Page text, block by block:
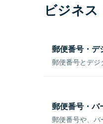
ビジネ
郵便番号・デ
郵便番号とデジ
郵便番号・バ
郵便番号や、バ